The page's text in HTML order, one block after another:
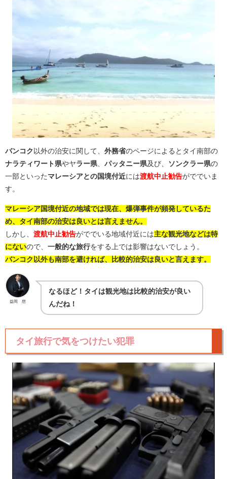
バンコク 以外の治安に関して、 外務省のページによるとタイ南部の
ナラティワート県やヤラー県 パッタニー県及び、 ソンクラー県の
一部といった マレーシアとの国境付近には渡航中止勧告がででいま
す。
マレーシア国境付近の地域では現在、爆弾事件が頻発しているた
め、タイ南部の治安は良いとは言えません。
しかし、 渡航中止勧告がででいる地域付近には主な観光地などは特
にないので、 一般的な旅行をする上では影響はないでしょう。
バンコク以外も南部を避ければ、比較的治安は良いと言えます。
益岡 想
なるほど！タイは観光地は比較的治安が良い
んだね！
タイ旅行で気をつけたい犯罪